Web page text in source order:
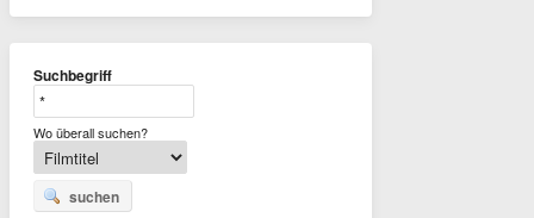
Suchbegriff
Wo überall suchen?
suchen